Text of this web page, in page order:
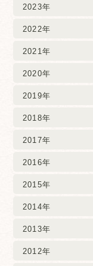
2023年
2022年
2021年
2020年
2019年
2018年
2017年
2016年
2015年
2014年
2013年
2012年